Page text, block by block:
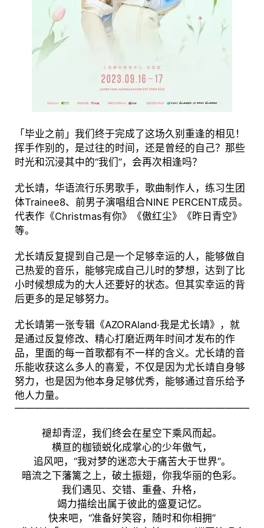
「毕业之前」我们终于完成了这场久别重逢的相见！
挥手作别的，是过往的时间，还是曾经的自己？那些
时光和沉浸其中的“我们”，会再次相逢吗？
尤长靖，华语流行乐男歌手，歌曲制作人，练习生团
体Trainee8、前男子演唱组合NINE PERCENT成员。
代表作《Christmas有你》《傲红尘》《昨日青空》
等。
尤长靖反复提到自己是一个足够幸运的人，能够做自
己热爱的音乐，能够完成自己儿时的梦想，达到了比
小时候想成为的大人还要好的状态。但其实幸运的背
后更多的是足够努力。
尤长靖第一张专辑《AZORAland·我是尤长靖》，就
是通过反复修改、精心打磨近两年时间才发布的作
品，里面的每一首歌都有不一样的含义。尤长靖的音
乐能收获这么多人的喜爱，不仅是因为尤长靖自身够
努力，也是因为他本身足够优秀，能够通过音乐给予
他人力量。
————————————————————————
褪却青涩，我们终会在星空下乘风而起。
横亘的枷锁蜕化成掌心的少年傲气，
追风吧，“我对梦的迷恋大于痛苦大于世界”。
暗流之下藩篱之上，破土振翅，你我华丽的色彩。
我们遇见、交错、重叠、升格，
竭力描绘出属于彼此的盛夏记忆。
快来吧，“准备好笑容，随时和你相拥”